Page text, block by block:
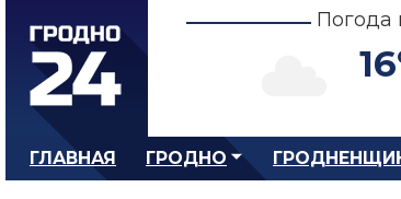
Погода
ГЛАВНАЯ ГРОДНО